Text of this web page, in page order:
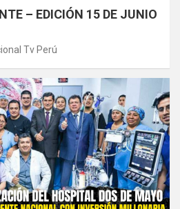
– EDICIÓN 15 DE JUNIO
Tv Perú